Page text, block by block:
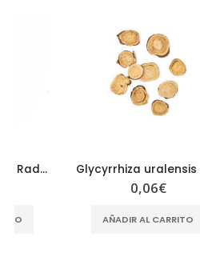
Glycyrrhiza uralensis – Radix Glycyrrhizae – GAN CAO
AÑADIR AL CARRITO